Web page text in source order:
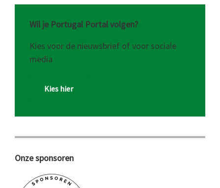
Wil je Portugal Portal volgen?
Kies voor de nieuwsbrief of voor sociale
media
Kies hier
Onze sponsoren